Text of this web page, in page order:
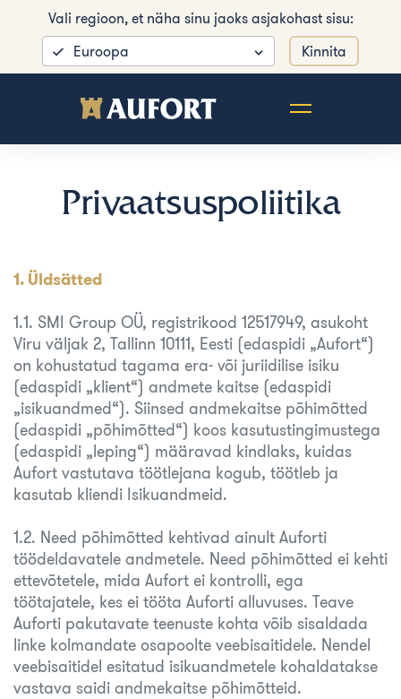
Vali regioon, et näha sinu jaoks asjakohast sisu:
Euroopa
Kinnita
Privaatsuspoliitika
1. Üldsätted
1.1. SMI Group OÜ, registrikood 12517949, asukoht
Viru väljak 2, Tallinn 10111, Eesti (edaspidi „Aufort“)
on kohustatud tagama era- või juriidilise isiku
(edaspidi „klient“) andmete kaitse (edaspidi
„isikuandmed“). Siinsed andmekaitse põhimõtted
(edaspidi „põhimõtted“) koos kasutustingimustega
(edaspidi „leping“) määravad kindlaks, kuidas
Aufort vastutava töötlejana kogub, töötleb ja
kasutab kliendi Isikuandmeid.
1.2. Need põhimõtted kehtivad ainult Auforti
töödeldavatele andmetele. Need põhimõtted ei kehti
ettevõtetele, mida Aufort ei kontrolli, ega
töötajatele, kes ei tööta Auforti alluvuses. Teave
Auforti pakutavate teenuste kohta võib sisaldada
linke kolmandate osapoolte veebisaitidele. Nendel
veebisaitidel esitatud isikuandmetele kohaldatakse
vastava saidi andmekaitse põhimõtteid.